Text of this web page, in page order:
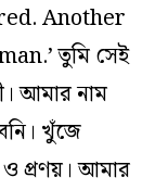
Another
তুমি সেই
আমার নাম
খুঁজে
ও প্রণয়। আমার